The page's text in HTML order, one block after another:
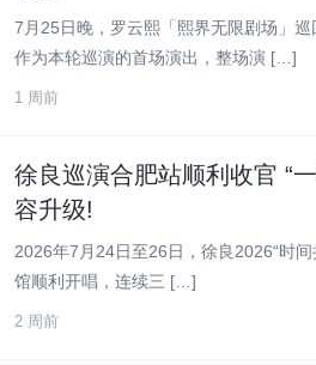
7月25日晚，罗云熙「熙界无限剧场」
作为本轮巡演的首场演出，整场演 […]
1 周前
徐良巡演合肥站顺利收官 “
容升级!
2026年7月24日至26日，徐良2026“时
馆顺利开唱，连续三 […]
2 周前